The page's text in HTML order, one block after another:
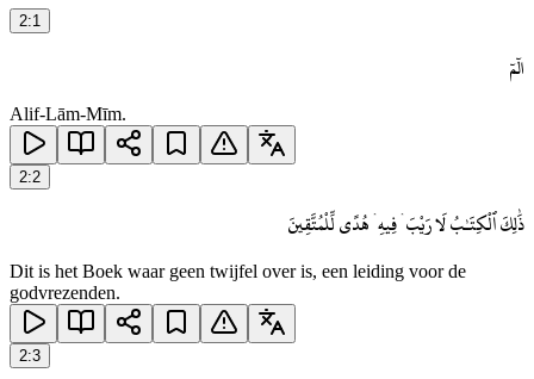
2:1
الٓمٓ
Alif-Lām-Mīm.
2:2
ذَٰلِكَ ٱلْكِتَـٰبُ لَا رَيْبَ ۛ فِيهِ ۛ هُدًى لِّلْمُتَّقِينَ
Dit is het Boek waar geen twijfel over is, een leiding voor de
godvrezenden.
2:3